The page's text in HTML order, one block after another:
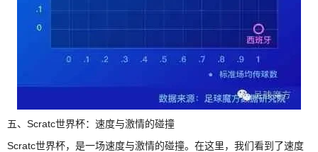
五、Scratc世界杯：速度与激情的碰撞
Scratc世界杯，是一场速度与激情的碰撞。在这里，我们看到了速度